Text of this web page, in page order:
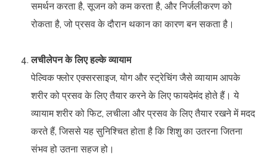
समर्थन करता है, सूजन को कम करता है, और निर्जलीकरण को
रोकता है, जो प्रसव के दौरान थकान का कारण बन सकता है।
लचीलेपन के लिए हल्के व्यायाम
पेल्विक फ्लोर एक्सरसाइज, योग और स्ट्रेचिंग जैसे व्यायाम आपके
शरीर को प्रसव के लिए तैयार करने के लिए फायदेमंद होते हैं। ये
व्यायाम शरीर को फिट, लचीला और प्रसव के लिए तैयार रखने में मदद
करते हैं, जिससे यह सुनिश्चित होता है कि शिशु का उतरना जितना
संभव हो उतना सहज हो।